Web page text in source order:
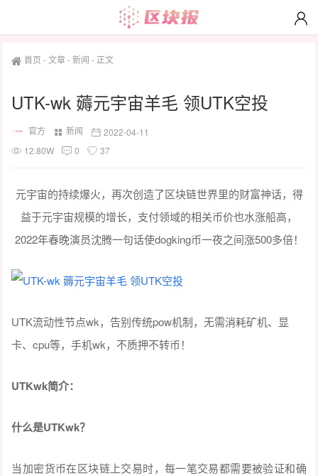
首页 -文章-新闻 - 正文
UTK-wk 薅元宇宙羊毛 领UTK空投
官方 新闻
2022-04-11
12.80W
0 37
元宇宙的持续爆火，再次创造了区块链世界里的财富神话，得
益于元宇宙规模的增长，支付领域的相关币价也水涨船高，
2022年春晚演员沈腾一句话使dogking币一夜之间涨500多倍！
UTK流动性节点wk，告别传统pow机制，无需消耗矿机、显
卡、cpu等，手机wk，不质押不转币！
UTKwk简介：
什么是UTKwk？
当加密货币在区块链上交易时，每一笔交易都需要被验证和确